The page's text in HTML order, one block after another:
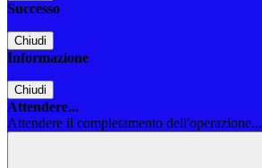
Successo
Chiudi
Informazione
Chiudi
Attendere...
Attendere il completamento dell'operazione...